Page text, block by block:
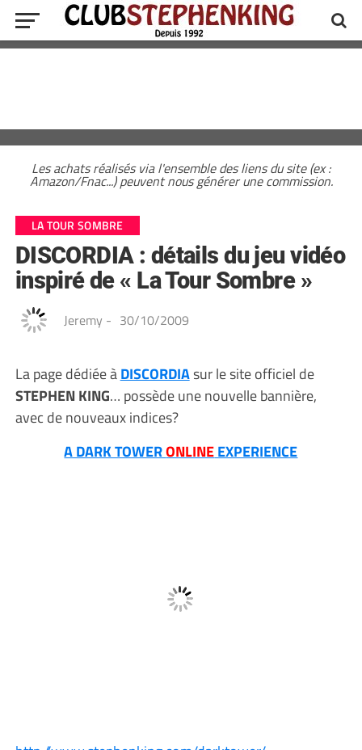
Les achats réalisés via l'ensemble des liens du site (ex :
Amazon/Fnac...) peuvent nous générer une commission.
LA TOUR SOMBRE
DISCORDIA : détails du jeu vidéo
inspiré de « La Tour Sombre »
Jeremy - 30/10/2009
La page dédiée àDISCORDIAsur le site officiel de
STEPHEN KING… possède une nouvelle bannière,
avec de nouveaux indices?
A DARK TOWERONLINEEXPERIENCE